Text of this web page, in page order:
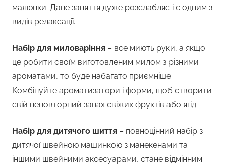
малюнки. Дане заняття дуже розслабляє і є одним з
видів релаксації.
Набір для миловаріння – все миють руки, а якщо
це робити своїм виготовленим милом з різними
ароматами, то буде набагато приємніше.
Комбінуйте ароматизатори і форми, щоб створити
свій неповторний запах свіжих фруктів або ягід.
Набір для дитячого шиття – повноцінний набір з
дитячої швейною машинкою з манекенами та
іншими швейними аксесуарами, стане відмінним